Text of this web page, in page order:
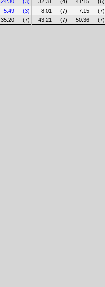
5:49 (3) 8:01 (7) 7:15 (7)
35:20 (7) 43:21 (7) 50:36 (7)